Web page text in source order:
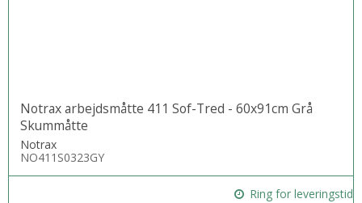
Notrax arbejdsmåtte 411 Sof-Tred - 60x91cm Grå
Skummåtte
Notrax
NO411S0323GY
Ring for leveringstid